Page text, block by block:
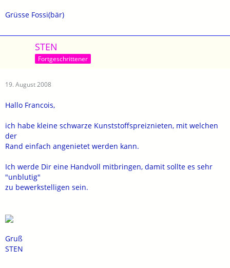
Grüsse Fossi(bär)
STEN
Fortgeschrittener
19. August 2008
Hallo Francois,
ich habe kleine schwarze Kunststoffspreiznieten, mit welchen
der
Rand einfach angenietet werden kann.
Ich werde Dir eine Handvoll mitbringen, damit sollte es sehr
"unblutig"
zu bewerkstelligen sein.
Gruß
STEN